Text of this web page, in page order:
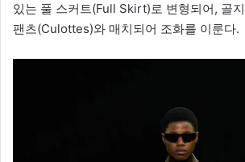
있는 풀 스커트(Full Skirt)로 변형되어, 골
팬츠(Culottes)와 매치되어 조화를 이룬다.